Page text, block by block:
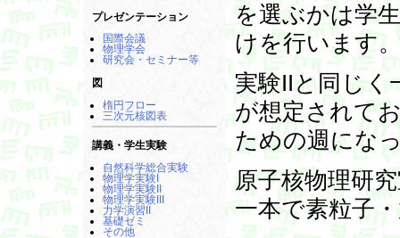
プレゼンテーション
国際会議
物理学会
研究会・セミナー等
図
楕円フロー
三次元核図表
講義・学生実験
自然科学総合実験
物理学実験I
物理学実験II
物理学実験III
力学演習II
基礎ゼミ
その他
を選ぶかは学
けを行います
実験IIと同じく
が想定されて
ための週にな
原子核物理研
一本で素粒子